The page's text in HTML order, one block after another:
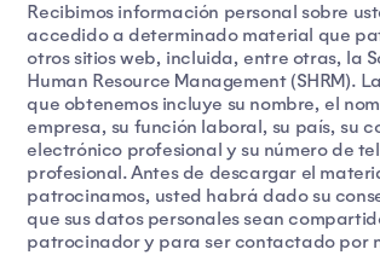
Recibimos información personal sobre
accedido a determinado material que
otros sitios web, incluida, entre otras, la
Human Resource Management (SHRM).
que obtenemos incluye su nombre, el
empresa, su función laboral, su país, su
electrónico profesional y su número de
profesional. Antes de descargar el
patrocinamos, usted habrá dado su
que sus datos personales sean
patrocinador y para ser contactado por